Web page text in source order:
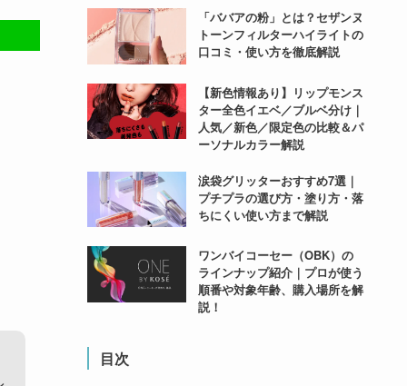
「ババアの粉」とは？セザンヌ
トーンフィルターハイライトの
口コミ・使い方を徹底解説
【新色情報あり】リップモンス
ター全色イエベ／ブルベ分け｜
人気／新色／限定色の比較＆パ
ーソナルカラー解説
涙袋グリッターおすすめ7選｜
プチプラの選び方・塗り方・落
ちにくい使い方まで解説
ワンバイコーセー（OBK）の
ラインナップ紹介｜プロが使う
順番や対象年齢、購入場所を解
説！
目次